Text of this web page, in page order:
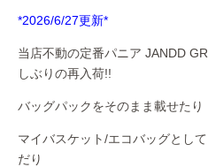
*2026/6/27更新*
当店不動の定番パニア JANDD
しぶりの再入荷!!
バッグパックをそのまま載せたり
マイバスケット/エコバッグとし
だり